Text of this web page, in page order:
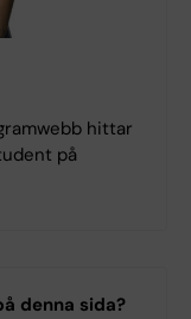
hittar
på
denna sida?